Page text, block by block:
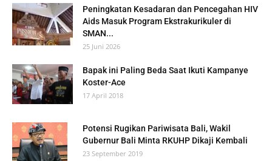
Peningkatan Kesadaran dan Pencegahan HIV
Aids Masuk Program Ekstrakurikuler di
SMAN...
25 Juni 2026
Bapak ini Paling Beda Saat Ikuti Kampanye
Koster-Ace
17 April 2018
Potensi Rugikan Pariwisata Bali, Wakil
Gubernur Bali Minta RKUHP Dikaji Kembali
23 September 2019